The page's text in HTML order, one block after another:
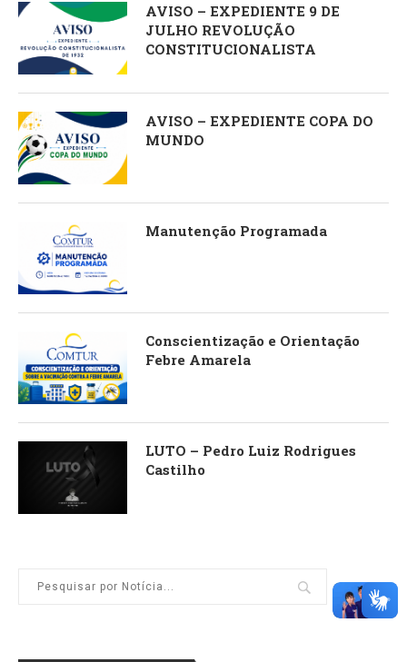
AVISO – EXPEDIENTE 9 DE
JULHO REVOLUÇÃO
CONSTITUCIONALISTA
AVISO – EXPEDIENTE COPA DO
MUNDO
Manutenção Programada
Conscientização e Orientação
Febre Amarela
LUTO – Pedro Luiz Rodrigues
Castilho